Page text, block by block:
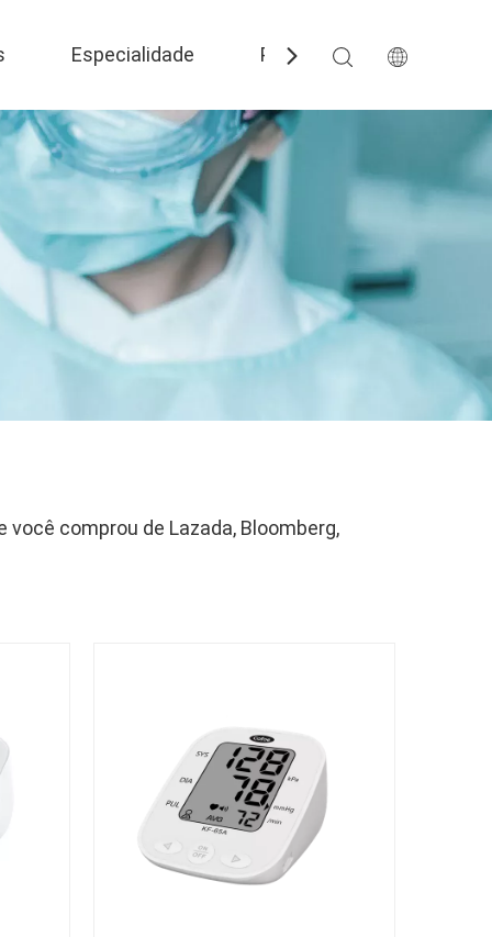
Especialidade Perguntas frequentes
comprou de Lazada, Bloomberg,